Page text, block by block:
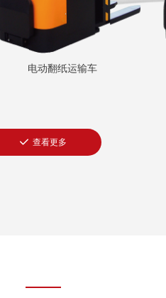
끳 查看更多
电动翻纸运输车